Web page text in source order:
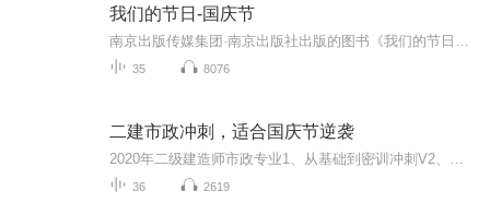
我们的节日-国庆节
35 8076
二建市政冲刺，适合国庆节逆袭
36 2619